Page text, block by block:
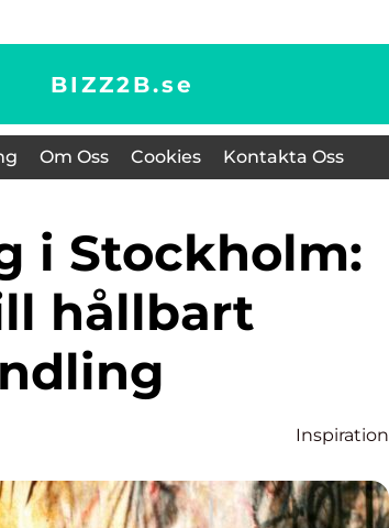
BIZZ2B.se
Om Oss Cookies Kontakta Oss
hållbart
Inspiration